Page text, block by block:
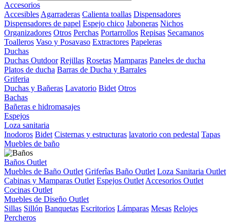
Accesorios
Accesibles Agarraderas Calienta toallas Dispensadores
Dispensadores de papel Espejo chico Jaboneras Nichos
Organizadores Otros Perchas Portarrollos Repisas Secamanos
Toalleros Vaso y Posavaso Extractores Papeleras
Duchas
Duchas Outdoor Rejillas Rosetas Mamparas Paneles de ducha
Platos de ducha Barras de Ducha y Barrales
Griferia
Duchas y Bañeras Lavatorio Bidet Otros
Bachas
Bañeras e hidromasajes
Espejos
Loza sanitaria
Inodoros Bidet Cisternas y estructuras lavatorio con pedestal Tapas
Muebles de baño
Baños Outlet
Muebles de Baño Outlet Griferîas Baño Outlet Loza Sanitaria Outlet
Cabinas y Mamparas Outlet Espejos Outlet Accesorios Outlet
Cocinas Outlet
Muebles de Diseño Outlet
Sillas Sillón Banquetas Escritorios Lámparas Mesas Relojes
Percheros